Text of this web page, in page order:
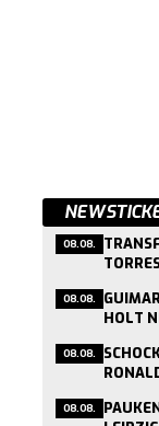
08.08.
08.08.
HOLT
08.08.
08.08.